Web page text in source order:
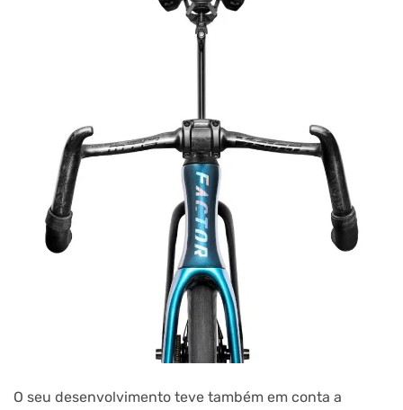
O seu desenvolvimento teve também em conta a